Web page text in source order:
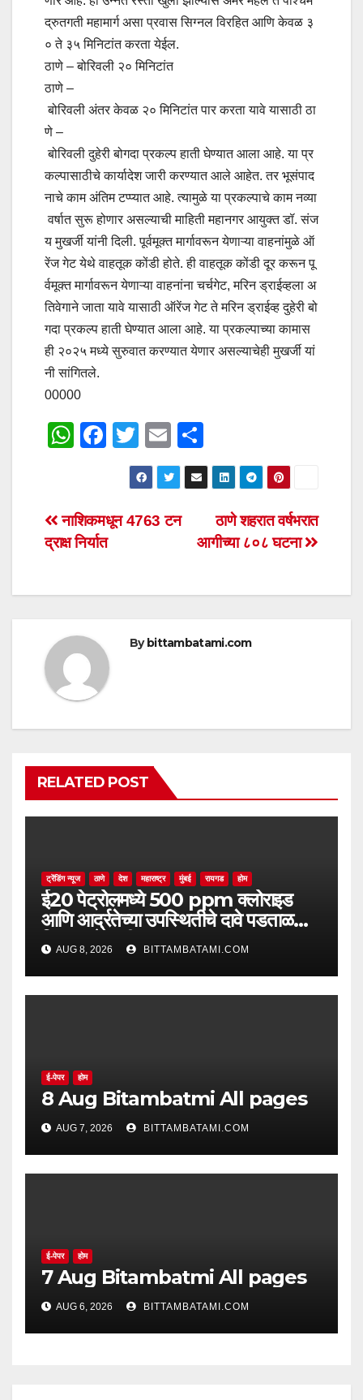
द्रुतगती महामार्ग असा प्रवास सिग्नल विरहित आणि केवळ ३
० ते ३५ मिनिटांत करता येईल.
ठाणे – बोरिवली २० मिनिटांत
ठाणे –
बोरिवली अंतर केवळ २० मिनिटांत पार करता यावे यासाठी ठा
णे –
बोरिवली दुहेरी बोगदा प्रकल्प हाती घेण्यात आला आहे. या प्र
कल्पासाठीचे कार्यादेश जारी करण्यात आले आहेत. तर भूसंपाद
नाचे काम अंतिम टप्प्यात आहे. त्यामुळे या प्रकल्पाचे काम नव्या
वर्षात सुरू होणार असल्याची माहिती महानगर आयुक्त डॉ. संज
य मुखर्जी यांनी दिली. पूर्वमूक्त मार्गावरून येणाऱ्या वाहनांमुळे ऑ
रेंज गेट येथे वाहतूक कोंडी होते. ही वाहतूक कोंडी दूर करून पू
र्वमूक्त मार्गावरून येणाऱ्या वाहनांना चर्चगेट, मरिन ड्राईव्हला अ
तिवेगाने जाता यावे यासाठी ऑरेंज गेट ते मरिन ड्राईव्ह दुहेरी बो
गदा प्रकल्प हाती घेण्यात आला आहे. या प्रकल्पाच्या कामास
ही २०२५ मध्ये सुरुवात करण्यात येणार असल्याचेही मुखर्जी यां
नी सांगितले.
00000
W
s
A
p
F
e
b
o
T
wi
tt
er
E
m
ail
h
ar
e
Post
navigation
ठाणे शहरात वर्षभरात
आगीच्या ८०८ घटना
नाशिकमधून 4763 टन
द्राक्ष निर्यात
Bybittambatami.com
RELATED POST
ट्रेंडिंग न्यूज ठाणे देश महाराष्ट्र मुंबई रायगड होम
ई20 पेट्रोलमध्ये 500 ppm क्लोराइड
आणि आर्द्रतेच्या उपस्थितीचे दावे पडताळणीत
सिद्ध झाले नाहीत
AUG 8, 2026 BITTAMBATAMI.COM
ई-पेपर होम
8 Aug Bitambatmi All pages
AUG 7, 2026 BITTAMBATAMI.COM
ई-पेपर होम
7 Aug Bitambatmi All pages
AUG 6, 2026 BITTAMBATAMI.COM